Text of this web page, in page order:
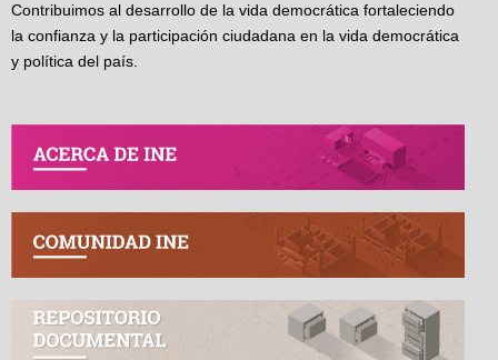
Contribuimos al desarrollo de la vida democrática fortaleciendo
la confianza y la participación ciudadana en la vida democrática
y política del país.